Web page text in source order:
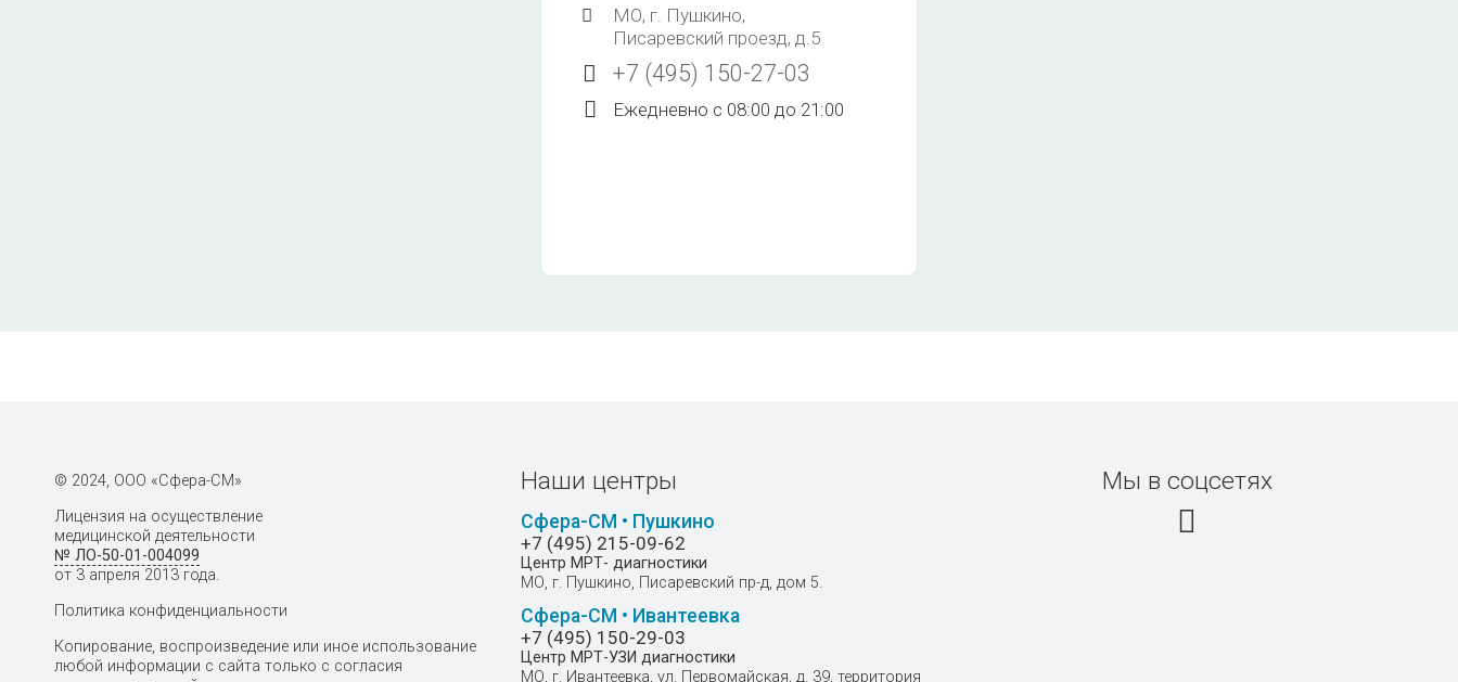
Онкологические заболевания мужчины (альфафетопротеин, ПСА общий,
ретикулоциты, железо, ОЖСС, трансферрин, ферритин, витамин В-12,
фолиевая кислота)
Остеопороз (остеокальцин, кальций, фосфор неорганический,
паратгормон, ДПИД (дезоксипиридинолин), креатинин в моче)
МО, г. Пушкино,
Писаревский проезд, д.5
+7 (495) 150-27-03
Ежедневно с 08:00 до 21:00
© 2024, ООО «Сфера-СМ»
Лицензия на осуществление
медицинской деятельности
№ ЛО-50-01-004099
от 3 апреля 2013 года.
Политика конфиденциальности
Копирование, воспроизведение или иное использование
любой информации с сайта только с согласия
Наши центры
Сфера-СМ • Пушкино
+7 (495) 215-09-62
Центр МРТ- диагностики
МО, г. Пушкино, Писаревский пр-д, дом 5.
Сфера-СМ • Ивантеевка
+7 (495) 150-29-03
Центр МРТ-УЗИ диагностики
МО, г. Ивантеевка, ул. Первомайская, д. 39, территория
Мы в соцсетях